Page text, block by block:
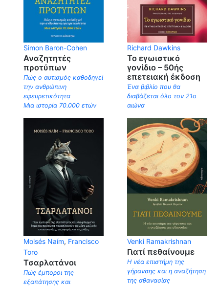
Simon Baron-Cohen
Αναζητητές
προτύπων
Πώς ο αυτισμός καθοδηγεί
την ανθρώπινη
εφευρετικότητα
Μια ιστορία 70.000 ετών
Richard Dawkins
Το εγωιστικό
γονίδιο – 50ής
επετειακή έκδοση
Ένα βιβλίο που θα
διαβάζεται όλο τον 21ο
αιώνα
Moisés Naím, Francisco
Toro
Τσαρλατάνοι
Πώς έμποροι της
εξαπάτησης και
Venki Ramakrishnan
Γιατί πεθαίνουμε
Η νέα επιστήμη της
γήρανσης και η αναζήτηση
της αθανασίας